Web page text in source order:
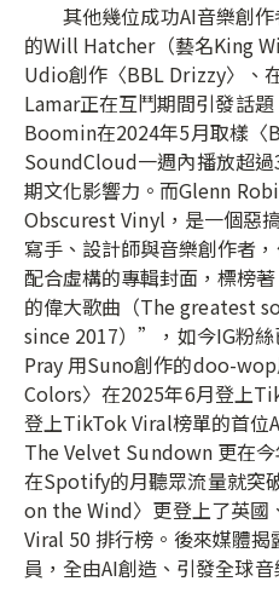
其他幾位成功AI音樂創作
的Will Hatcher（藝名King
Udio創作〈BBL Drizzy〉、
Lamar正在互鬥期間引發話
Boomin在2024年5月取樣〈
SoundCloud一週內播放超
期文化影響力。而Glenn
Obscurest Vinyl，是一個惡
寫手、設計師與音樂創作者
配合虛構的專輯封面，標榜
的偉大歌曲（The greatest
since 2017）”，如今IG粉
Pray 用Suno創作的doo-
Colors〉在2025年6月登上
登上TikTok Viral榜單的首位
The Velvet Sundown 更在
在Spotify的月聽眾流量就突
on the Wind〉更登上了英
Viral 50 排行榜。後來媒體
員，全由AI創造、引發全球